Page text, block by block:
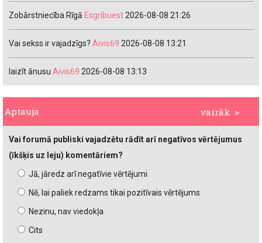
Zobārstniecība Rīgā Esgribuest2026-08-08 21:26
Vai sekss ir vajadzīgs? Aivis69 2026-08-08 13:21
laizīt ānusu Aivis69 2026-08-08 13:13
vairāk >
Aptauja
Vai forumā publiski vajadzētu rādīt arī negatīvos vērtējumus
(īkšķis uz leju) komentāriem?
Jā, jāredz arī negatīvie vērtējumi
Nē, lai paliek redzams tikai pozitīvais vērtējums
Nezinu, nav viedokļa
Cits